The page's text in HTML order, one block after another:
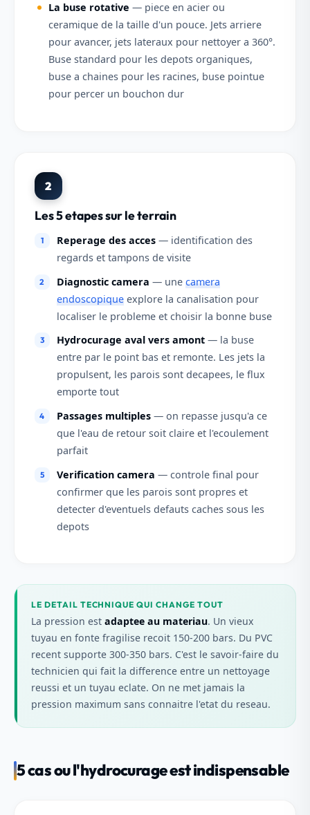
La buse rotative — piece en acier ou
ceramique de la taille d'un pouce. Jets arriere
pour avancer, jets lateraux pour nettoyer a 360°.
Buse standard pour les depots organiques,
buse a chaines pour les racines, buse pointue
pour percer un bouchon dur
2
Les 5 etapes sur le terrain
Reperage des acces— identification des
regards et tampons de visite
Diagnostic camera — une camera
endoscopiqueexplore la canalisation pour
localiser le probleme et choisir la bonne buse
Hydrocurage aval vers amont— la buse
entre par le point bas et remonte. Les jets la
propulsent, les parois sont decapees, le flux
emporte tout
Passages multiples— on repasse jusqu'a ce
que l'eau de retour soit claire et l'ecoulement
parfait
Verification camera — controle final pour
confirmer que les parois sont propres et
detecter d'eventuels defauts caches sous les
depots
LE DETAIL TECHNIQUE QUI CHANGE TOUT
La pression est adaptee au materiau. Un vieux
tuyau en fonte fragilise recoit 150-200 bars. Du PVC
recent supporte 300-350 bars. C'est le savoir-faire du
technicien qui fait la difference entre un nettoyage
reussi et un tuyau eclate. On ne met jamais la
pression maximum sans connaitre l'etat du reseau.
5 cas ou l'hydrocurage est indispensable